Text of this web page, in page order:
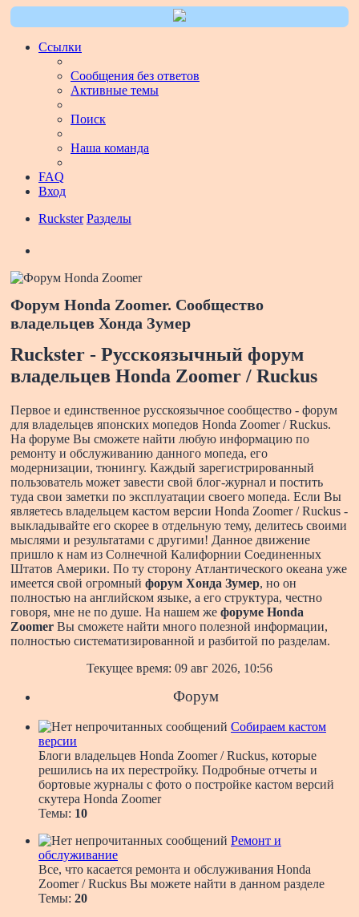
Ссылки
Сообщения без ответов
Активные темы
Поиск
Наша команда
FAQ
Вход
Ruckster Разделы
Форум Honda Zoomer. Сообщество
владельцев Хонда Зумер
Ruckster - Русскоязычный форум
владельцев Honda Zoomer / Ruckus
Первое и единственное русскоязычное сообщество - форум
для владельцев японских мопедов Honda Zoomer / Ruckus.
На форуме Вы сможете найти любую информацию по
ремонту и обслуживанию данного мопеда, его
модернизации, тюнингу. Каждый зарегистрированный
пользователь может завести свой блог-журнал и постить
туда свои заметки по эксплуатации своего мопеда. Если Вы
являетесь владельцем кастом версии Honda Zoomer / Ruckus -
выкладывайте его скорее в отдельную тему, делитесь своими
мыслями и результатами с другими! Данное движение
пришло к нам из Солнечной Калифорнии Соединенных
Штатов Америки. По ту сторону Атлантического океана уже
имеется свой огромный форум Хонда Зумер, но он
полностью на английском языке, а его структура, честно
говоря, мне не по душе. На нашем же форуме Honda
Zoomer Вы сможете найти много полезной информации,
полностью систематизированной и разбитой по разделам.
Текущее время: 09 авг 2026, 10:56
Форум
Собираем кастом
версии
Блоги владельцев Honda Zoomer / Ruckus, которые
решились на их перестройку. Подробные отчеты и
бортовые журналы с фото о постройке кастом версий
скутера Honda Zoomer
Темы: 10
Ремонт и
обслуживание
Все, что касается ремонта и обслуживания Honda
Zoomer / Ruckus Вы можете найти в данном разделе
Темы: 20